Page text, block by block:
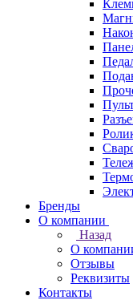
Бренды
О компании
Назад
О
Отзывы
Реквизиты
Контакты